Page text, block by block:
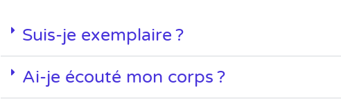
Suis-je exemplaire ?
Ai-je écouté mon corps ?